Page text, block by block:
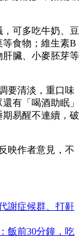
可多吃牛奶、豆
食物；維生素B
臟、小麥胚芽等
要清淡，重口味
有「喝酒助眠」
易醒不連續，破
映作者意見，不
謝症候群、打鼾
飯前30分鐘，吃